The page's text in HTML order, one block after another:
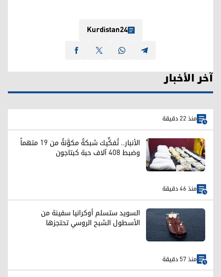
Kurdistan24
آخر الأخبار
منذ 22 دقيقة
الأنبار.. تُفكِّيك شبكةً مكوَّنةً من 19 متهماً
وضبط 408 آلاف حبة كبتاجون
منذ 46 دقيقة
السويد ستسلم أوكرانيا سفينة من
الأسطول الشبح الروسي تحتجزها
منذ 57 دقيقة